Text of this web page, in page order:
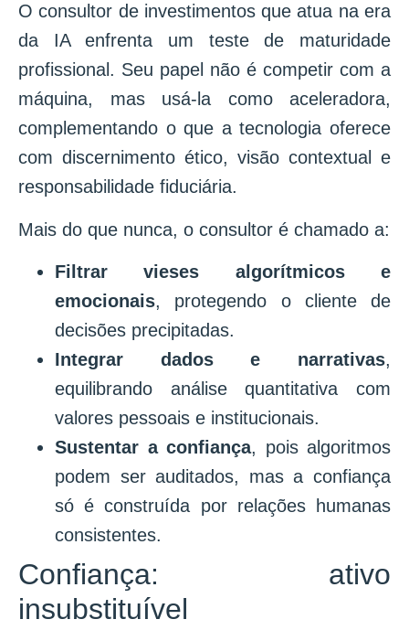
O consultor de investimentos que atua na era
da IA enfrenta um teste de maturidade
profissional. Seu papel não é competir com a
máquina, mas usá-la como aceleradora,
complementando o que a tecnologia oferece
com discernimento ético, visão contextual e
responsabilidade fiduciária.
Mais do que nunca, o consultor é chamado a:
Filtrar vieses algorítmicos e
emocionais, protegendo o cliente de
decisões precipitadas.
Integrar dados e narrativas,
equilibrando análise quantitativa com
valores pessoais e institucionais.
Sustentar a confiança, pois algoritmos
podem ser auditados, mas a confiança
só é construída por relações humanas
consistentes.
Confiança: ativo
insubstituível